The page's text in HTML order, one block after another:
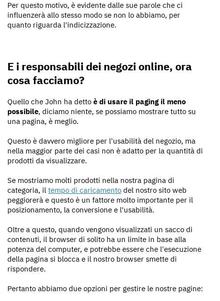
Per questo motivo, è evidente dalle sue parole che ci
influenzerà allo stesso modo se non lo abbiamo, per
quanto riguarda l'indicizzazione.
E i responsabili dei negozi online, ora
cosa facciamo?
Quello che John ha detto è di usare il paging il meno
possibile, diciamo niente, se possiamo mostrare tutto su
una pagina, è meglio.
Questo è davvero migliore per l'usabilità del negozio, ma
nella maggior parte dei casi non è adatto per la quantità di
prodotti da visualizzare.
Se mostriamo molti prodotti nella nostra pagina di
categoria, il tempo di caricamento del nostro sito web
peggiorerà e questo è un fattore molto importante per il
posizionamento, la conversione e l'usabilità.
Oltre a questo, quando vengono visualizzati un sacco di
contenuti, il browser di solito ha un limite in base alla
potenza del computer, e potrebbe essere che l'esecuzione
della pagina si blocca e il nostro browser smette di
rispondere.
Pertanto abbiamo due opzioni per gestire le nostre pagine: